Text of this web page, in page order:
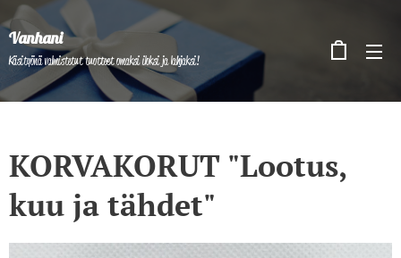
Vanhani
Käsityönä valmistetut tuotteet omaksi iloksi ja lahjaksi!
KORVAKORUT "Lootus,
kuu ja tähdet"